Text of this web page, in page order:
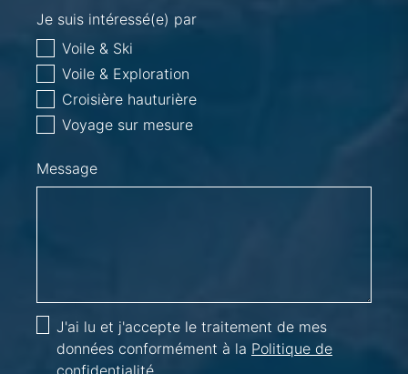
Je suis intéressé(e) par
Voile & Ski
Voile & Exploration
Croisière hauturière
Voyage sur mesure
Message
J'ai lu et j'accepte le traitement de mes
données conformément à la Politique de